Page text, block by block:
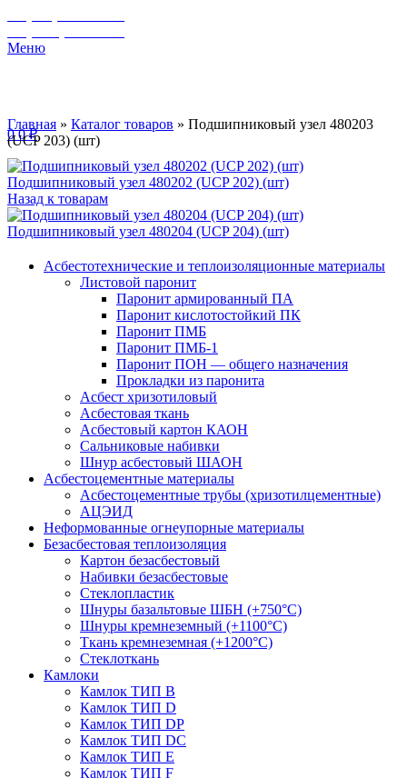
Меню
00₽
Главная » Каталог товаров » Подшипниковый узел 480203
(UCP 203) (шт)
Подшипниковый узел 480202 (UCP 202) (шт)
Назад к товарам
Подшипниковый узел 480204 (UCP 204) (шт)
Асбестотехнические и теплоизоляционные материалы
Листовой паронит
Паронит армированный ПА
Паронит кислотостойкий ПК
Паронит ПМБ
Паронит ПМБ-1
Паронит ПОН — общего назначения
Прокладки из паронита
Асбест хризотиловый
Асбестовая ткань
Асбестовый картон КАОН
Сальниковые набивки
Шнур асбестовый ШАОН
Асбестоцементные материалы
Асбестоцементные трубы (хризотилцементные)
АЦЭИД
Неформованные огнеупорные материалы
Безасбестовая теплоизоляция
Картон безасбестовый
Набивки безасбестовые
Стеклопластик
Шнуры базальтовые ШБН (+750°С)
Шнуры кремнеземный (+1100°С)
Ткань кремнеземная (+1200°С)
Стеклоткань
Камлоки
Камлок ТИП B
Камлок ТИП D
Камлок ТИП DP
Камлок ТИП DС
Камлок ТИП E
Камлок ТИП F